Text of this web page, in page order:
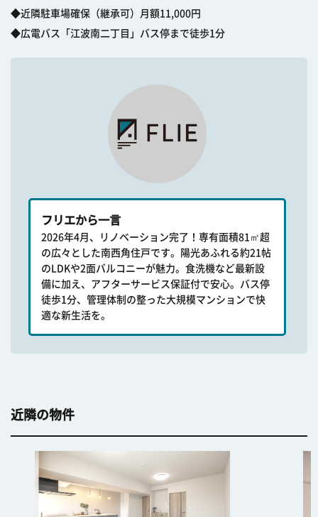
◆近隣駐車場確保（継承可）月額11,000円
◆広電バス「江波南二丁目」バス停まで徒歩1分
フリエから一言
2026年4月、リノベーション完了！専有面積81㎡超
の広々とした南西角住戸です。陽光あふれる約21帖
のLDKや2面バルコニーが魅力。食洗機など最新設
備に加え、アフターサービス保証付で安心。バス停
徒歩1分、管理体制の整った大規模マンションで快
適な新生活を。
近隣の物件